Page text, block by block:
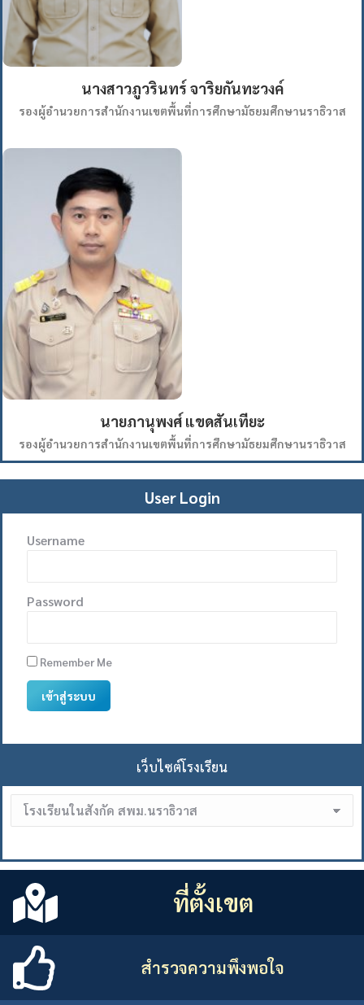
นางสาวภูวรินทร์ จาริยกันทะวงค์
รองผู้อำนวยการสำนักงานเขตพื้นที่การศึกษามัธยมศึกษานราธิวาส
นายภานุพงศ์ แขดสันเทียะ
รองผู้อำนวยการสำนักงานเขตพื้นที่การศึกษามัธยมศึกษานราธิวาส
User Login
Username
Password
Remember Me
เข้าสู่ระบบ
เว็บไซต์โรงเรียน
ที่ตั้งเขต
สำรวจความพึงพอใจ